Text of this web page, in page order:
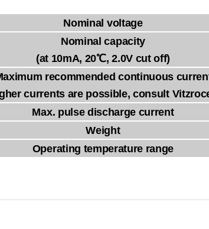
Nominal voltage
Nominal capacity
(at 10mA, 20℃, 2.0V cut off)
recommended continuous
currents are possible, consult
Max. pulse discharge current
Weight
Operating temperature range